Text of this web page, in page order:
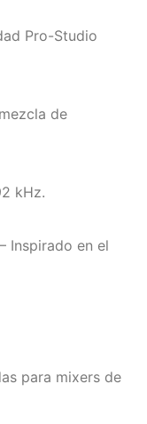
Pro-Studio
de
kHz.
Inspirado en el
para mixers de